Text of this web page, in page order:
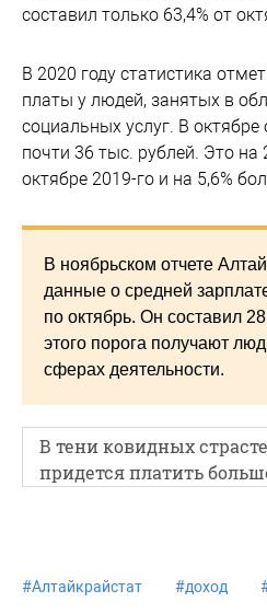
составил только 63,4% от
В 2020 году статистика
платы у людей, занятых в
социальных услуг. В
почти 36 тыс. рублей. Это на
октябре 2019-го и на 5,6%
В ноябрьском отчете
данные о средней
по октябрь. Он составил
этого порога получают
сферах деятельности.
В тени ковидных
придется платить
#Алтайкрайстат #доход